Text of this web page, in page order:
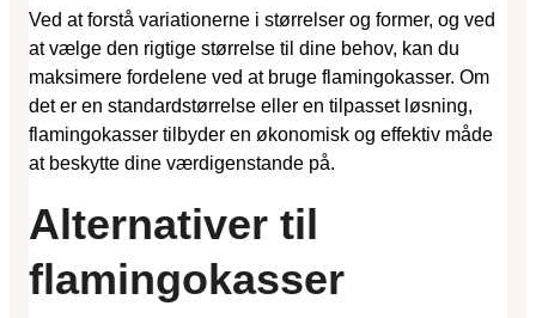
Ved at forstå variationerne i størrelser og former, og ved
at vælge den rigtige størrelse til dine behov, kan du
maksimere fordelene ved at bruge flamingokasser. Om
det er en standardstørrelse eller en tilpasset løsning,
flamingokasser tilbyder en økonomisk og effektiv måde
at beskytte dine værdigenstande på.
Alternativer til
flamingokasser